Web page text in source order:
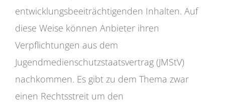
entwicklungsbeeiträchtigenden Inhalten. Auf
diese Weise können Anbieter ihren
Verpflichtungen aus dem
Jugendmedienschutzstaatsvertrag (JMStV)
nachkommen. Es gibt zu dem Thema zwar
einen Rechtsstreit um den